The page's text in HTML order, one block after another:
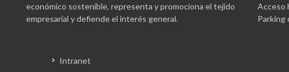
económico sostenible, representa y promociona el tejido
empresarial y defiende el interés general.
Intranet
Acceso
Parking